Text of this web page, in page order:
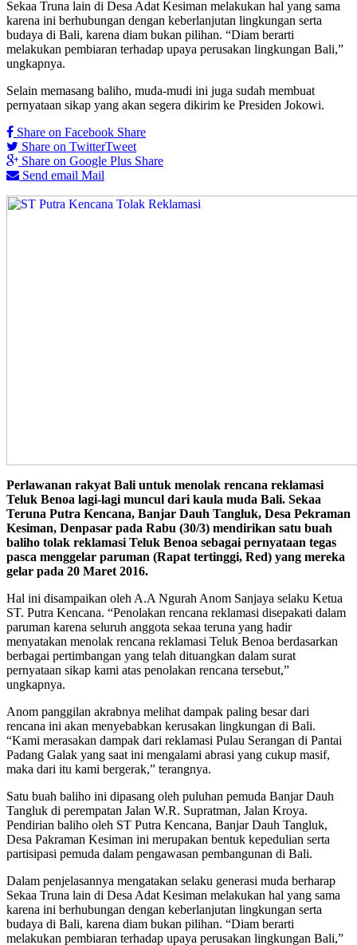
Sekaa Truna lain di Desa Adat Kesiman melakukan hal yang sama
karena ini berhubungan dengan keberlanjutan lingkungan serta
budaya di Bali, karena diam bukan pilihan. “Diam berarti
melakukan pembiaran terhadap upaya perusakan lingkungan Bali,”
ungkapnya.
Selain memasang baliho, muda-mudi ini juga sudah membuat
pernyataan sikap yang akan segera dikirim ke Presiden Jokowi.
Share on Facebook Share
Share on TwitterTweet
Share on Google Plus Share
Send email Mail
Perlawanan rakyat Bali untuk menolak rencana reklamasi
Teluk Benoa lagi-lagi muncul dari kaula muda Bali. Sekaa
Teruna Putra Kencana, Banjar Dauh Tangluk, Desa Pekraman
Kesiman, Denpasar pada Rabu (30/3) mendirikan satu buah
baliho tolak reklamasi Teluk Benoa sebagai pernyataan tegas
pasca menggelar paruman (Rapat tertinggi, Red) yang mereka
gelar pada 20 Maret 2016.
Hal ini disampaikan oleh A.A Ngurah Anom Sanjaya selaku Ketua
ST. Putra Kencana. “Penolakan rencana reklamasi disepakati dalam
paruman karena seluruh anggota sekaa teruna yang hadir
menyatakan menolak rencana reklamasi Teluk Benoa berdasarkan
berbagai pertimbangan yang telah dituangkan dalam surat
pernyataan sikap kami atas penolakan rencana tersebut,”
ungkapnya.
Anom panggilan akrabnya melihat dampak paling besar dari
rencana ini akan menyebabkan kerusakan lingkungan di Bali.
“Kami merasakan dampak dari reklamasi Pulau Serangan di Pantai
Padang Galak yang saat ini mengalami abrasi yang cukup masif,
maka dari itu kami bergerak,” terangnya.
Satu buah baliho ini dipasang oleh puluhan pemuda Banjar Dauh
Tangluk di perempatan Jalan W.R. Supratman, Jalan Kroya.
Pendirian baliho oleh ST Putra Kencana, Banjar Dauh Tangluk,
Desa Pakraman Kesiman ini merupakan bentuk kepedulian serta
partisipasi pemuda dalam pengawasan pembangunan di Bali.
Dalam penjelasannya mengatakan selaku generasi muda berharap
Sekaa Truna lain di Desa Adat Kesiman melakukan hal yang sama
karena ini berhubungan dengan keberlanjutan lingkungan serta
budaya di Bali, karena diam bukan pilihan. “Diam berarti
melakukan pembiaran terhadap upaya perusakan lingkungan Bali,”